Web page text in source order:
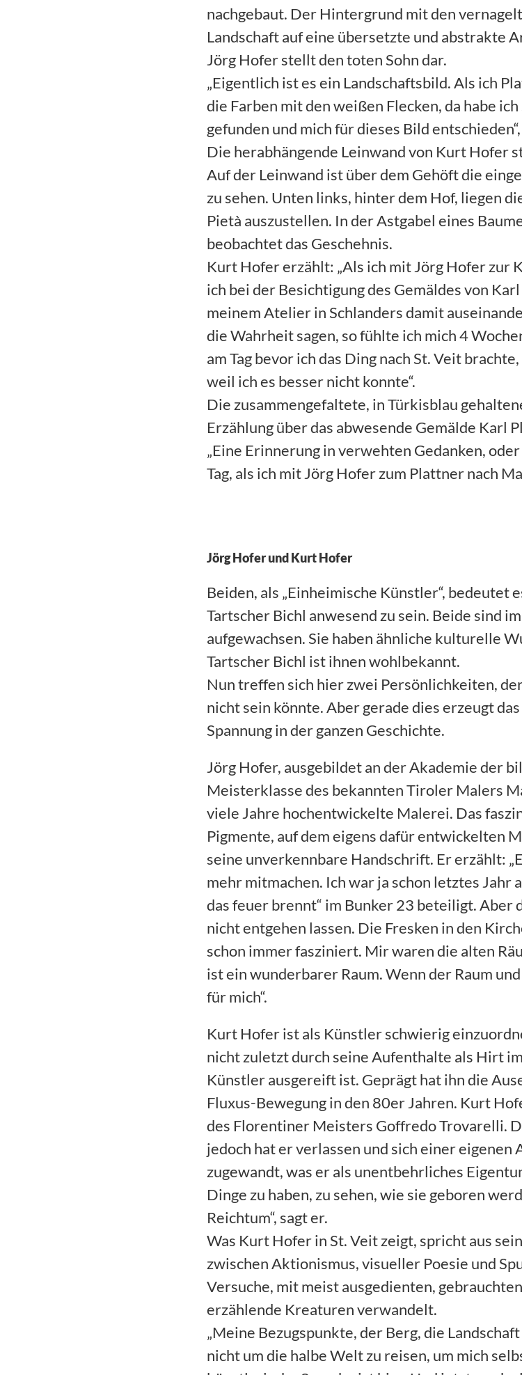
nachgebaut. Der Hintergrund mit den
Landschaft auf eine übersetzte und abstrakte
Jörg Hofer stellt den toten Sohn dar.
„Eigentlich ist es ein Landschaftsbild. Als ich
die Farben mit den weißen Flecken, da habe
gefunden und mich für dieses Bild
Die herabhängende Leinwand von Kurt Hofer
Auf der Leinwand ist über dem Gehöft die
zu sehen. Unten links, hinter dem Hof, liegen
Pietà auszustellen. In der Astgabel eines
beobachtet das Geschehnis.
Kurt Hofer erzählt: „Als ich mit Jörg Hofer zur
ich bei der Besichtigung des Gemäldes von
meinem Atelier in Schlanders damit
die Wahrheit sagen, so fühlte ich mich 4
am Tag bevor ich das Ding nach St. Veit
weil ich es besser nicht konnte“.
Die zusammengefaltete, in Türkisblau
Erzählung über das abwesende Gemälde Karl
„Eine Erinnerung in verwehten Gedanken,
Tag, als ich mit Jörg Hofer zum Plattner nach
Jörg Hofer und Kurt Hofer
Beiden, als „Einheimische Künstler“, bedeutet
Tartscher Bichl anwesend zu sein. Beide sind
aufgewachsen. Sie haben ähnliche kulturelle
Tartscher Bichl ist ihnen wohlbekannt.
Nun treffen sich hier zwei Persönlichkeiten,
nicht sein könnte. Aber gerade dies erzeugt
Spannung in der ganzen Geschichte.
Jörg Hofer, ausgebildet an der Akademie der
Meisterklasse des bekannten Tiroler Malers
viele Jahre hochentwickelte Malerei. Das
Pigmente, auf dem eigens dafür entwickelten
seine unverkennbare Handschrift. Er erzählt:
mehr mitmachen. Ich war ja schon letztes Jahr
das feuer brennt“ im Bunker 23 beteiligt.
nicht entgehen lassen. Die Fresken in den
schon immer fasziniert. Mir waren die alten
ist ein wunderbarer Raum. Wenn der Raum
für mich“.
Kurt Hofer ist als Künstler schwierig
nicht zuletzt durch seine Aufenthalte als Hirt
Künstler ausgereift ist. Geprägt hat ihn die
Fluxus-Bewegung in den 80er Jahren. Kurt
des Florentiner Meisters Goffredo Trovarelli.
jedoch hat er verlassen und sich einer eigenen
zugewandt, was er als unentbehrliches
Dinge zu haben, zu sehen, wie sie geboren
Reichtum“, sagt er.
Was Kurt Hofer in St. Veit zeigt, spricht aus
zwischen Aktionismus, visueller Poesie und
Versuche, mit meist ausgedienten,
erzählende Kreaturen verwandelt.
„Meine Bezugspunkte, der Berg, die
nicht um die halbe Welt zu reisen, um mich